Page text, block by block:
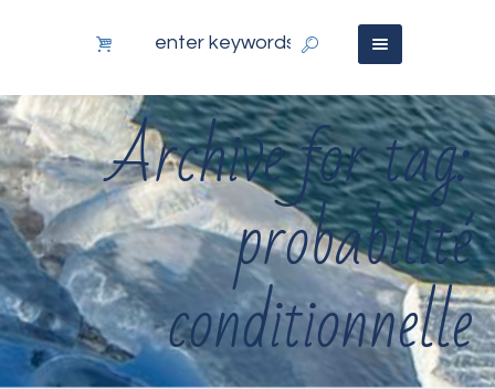
Archive for tag:
probabilité
conditionnelle